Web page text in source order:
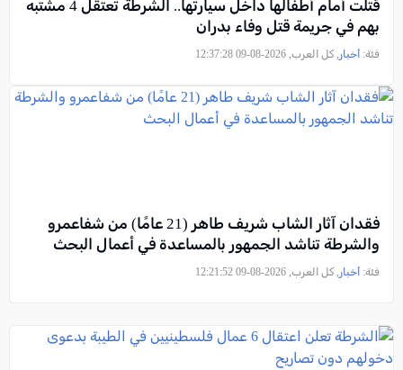
قُتلت أمام أطفالها داخل سيارتها.. الشرطة تعتقل 4 مشتبه
بهم في جريمة قتل وفاء بدران
فئة: أخبار , كل العرب, 2026-08-09 12:37:28
فقدان آثار الشاب شريف طاهر (21 عامًا) من شفاعمرو
والشرطة تناشد الجمهور بالمساعدة في أعمال البحث
فئة: أخبار , كل العرب, 2026-08-09 12:21:52